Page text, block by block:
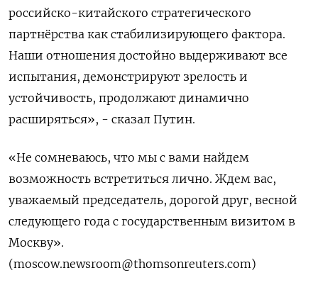
российско-китайского стратегического
партнёрства как стабилизирующего фактора.
Наши отношения достойно выдерживают все
испытания, демонстрируют зрелость и
устойчивость, продолжают динамично
расширяться», - сказал Путин.
«Не сомневаюсь, что мы с вами найдем
возможность встретиться лично. Ждем вас,
уважаемый председатель, дорогой друг, весной
следующего года с государственным визитом в
Москву».
(moscow.newsroom@thomsonreuters.com)